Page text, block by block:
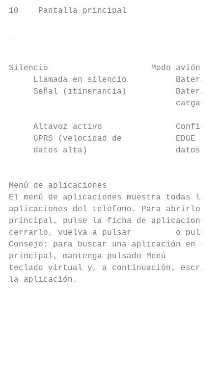
10    Pantalla principal
Silencio                     Modo avión
Llamada en silencio          Batería
Señal (itinerancia)          Batería
                                  cargada)
Altavoz activo
GPRS (velocidad de           EDGE
datos alta)                  datos
Menú de aplicaciones
El menú de aplicaciones muestra todas las
aplicaciones del teléfono. Para abrirlo
principal, pulse la ficha de aplicaciones
cerrarlo, vuelva a pulsar         o pulse
Consejo: para buscar una aplicación en
principal, mantenga pulsado Menú
teclado virtual y, a continuación, escriba
la aplicación.